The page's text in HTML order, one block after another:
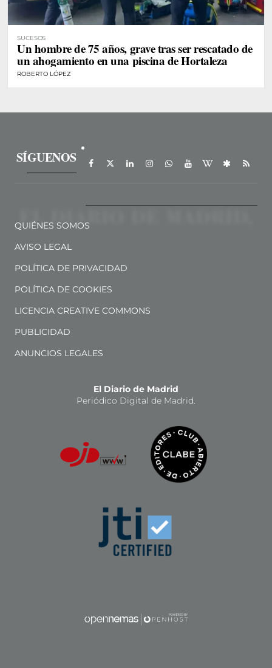
SUCESOS
Un hombre de 75 años, grave tras ser rescatado de
un ahogamiento en una piscina de Hortaleza
ROBERTO LÓPEZ
SÍGUENOS
QUIÉNES SOMOS
AVISO LEGAL
POLÍTICA DE PRIVACIDAD
POLÍTICA DE COOKIES
LICENCIA CREATIVE COMMONS
PUBLICIDAD
ANUNCIOS LEGALES
El Diario de Madrid
Periódico Digital de Madrid.